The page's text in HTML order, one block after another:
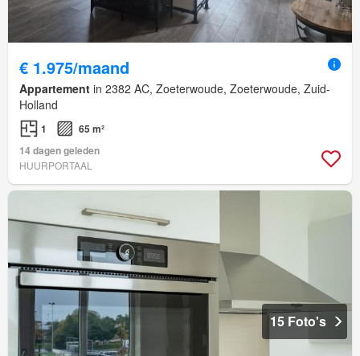
€ 1.975/maand
Appartement in 2382 AC, Zoeterwoude, Zoeterwoude, Zuid-
Holland
1
65 m²
14 dagen geleden
HUURPORTAAL
15 Foto's